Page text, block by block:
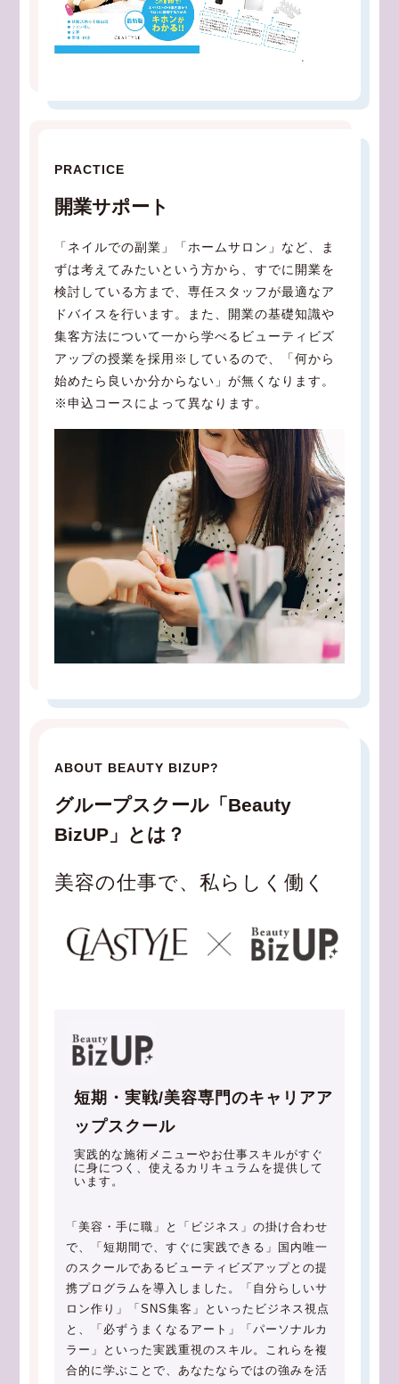
PRACTICE
開業サポート
「ネイルでの副業」「ホームサロン」など、ま
ずは考えてみたいという方から、すでに開業を
検討している方まで、専任スタッフが最適なア
ドバイスを行います。また、開業の基礎知識や
集客方法について一から学べるビューティビズ
アップの授業を採用※しているので、「何から
始めたら良いか分からない」が無くなります。
※申込コースによって異なります。
ABOUT BEAUTY BIZUP?
グループスクール「Beauty
BizUP」とは？
美容の仕事で、私らしく働く
短期・実戦/美容専門のキャリアア
ップスクール
実践的な施術メニューやお仕事スキルがすぐ
に身につく、使えるカリキュラムを提供して
います。
「美容・手に職」と「ビジネス」の掛け合わせ
で、「短期間で、すぐに実践できる」国内唯一
のスクールであるビューティビズアップとの提
携プログラムを導入しました。「自分らしいサ
ロン作り」「SNS集客」といったビジネス視点
と、「必ずうまくなるアート」「パーソナルカ
ラー」といった実践重視のスキル。これらを複
合的に学ぶことで、あなたならではの強みを活